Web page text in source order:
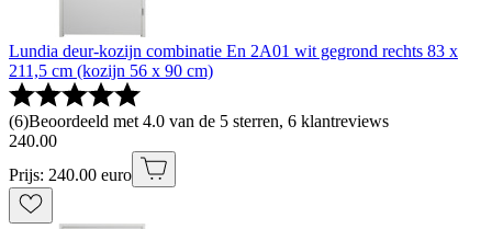
Lundia deur-kozijn combinatie En 2A01 wit gegrond rechts 83 x
211,5 cm (kozijn 56 x 90 cm)
(6)Beoordeeld met 4.0 van de 5 sterren, 6 klantreviews
240.00
Prijs: 240.00 euro